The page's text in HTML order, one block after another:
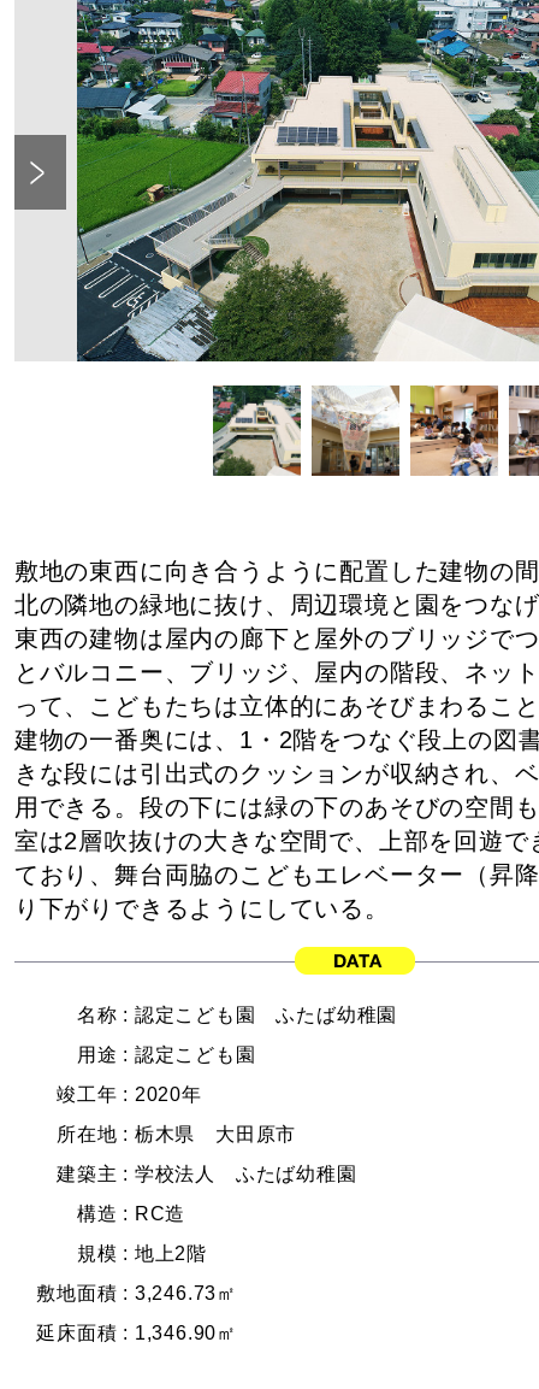
Previous
敷地の東西に向き合うように配置した建物の
北の隣地の緑地に抜け、周辺環境と園をつな
東西の建物は屋内の廊下と屋外のブリッジで
とバルコニー、ブリッジ、屋内の階段、ネッ
って、こどもたちは立体的にあそびまわるこ
建物の一番奥には、1・2階をつなぐ段上の図
きな段には引出式のクッションが収納され、
用できる。段の下には緑の下のあそびの空間
室は2層吹抜けの大きな空間で、上部を回遊で
ており、舞台両脇のこどもエレベーター（昇
り下がりできるようにしている。
名称 : 認定こども園 ふたば幼稚園
用途 : 認定こども園
竣工年 : 2020年
所在地 : 栃木県 大田原市
建築主 : 学校法人 ふたば幼稚園
構造 : RC造
規模 : 地上2階
敷地面積 : 3,246.73㎡
延床面積 : 1,346.90㎡